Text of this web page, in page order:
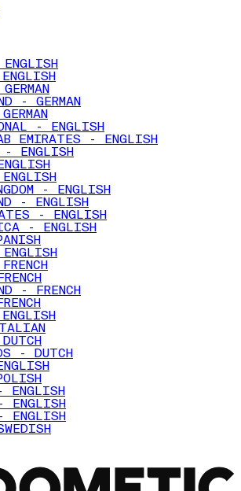
- GERMAN
- ENGLISH
EMIRATES - ENGLISH
- ENGLISH
- ENGLISH
- ENGLISH
- ENGLISH
- ENGLISH
- FRENCH
- DUTCH
ENGLISH
ENGLISH
ENGLISH